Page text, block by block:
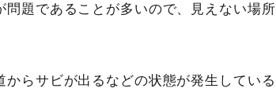
題であることが多いので、見えない場所
らサビが出るなどの状態が発生している